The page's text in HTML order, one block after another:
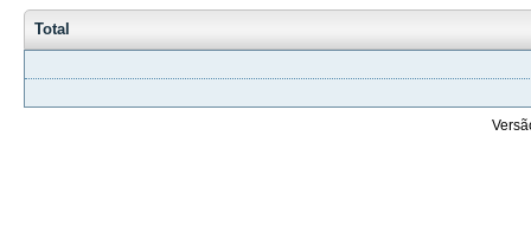
Total